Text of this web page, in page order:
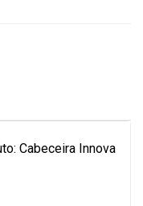
Cabeceira Innova